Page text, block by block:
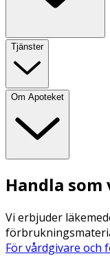
Tjänster
Om Apoteket
Handla
Vi erbjuder
För vårdgivare och